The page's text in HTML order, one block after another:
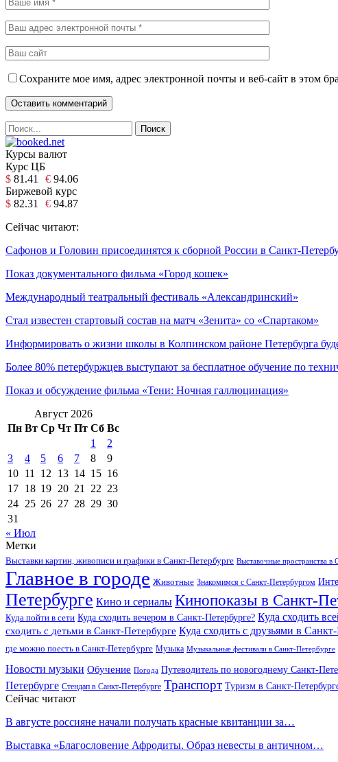
Сохраните мое имя, адрес электронной почты и веб-сайт в этом
Курсы валют
Курс ЦБ
$ 81.41 € 94.06
Биржевой курс
$ 82.31 € 94.87
Сейчас читают:
Сафонов и Головин присоединятся к сборной России в Санкт-
Показ документального фильма «Город кошек»
Международный театральный фестиваль «Александринский»
Стал известен стартовый состав на матч «Зенита» со «Спартаком»
Информировать о жизни школы в Колпинском районе Петербурга
Более 80% петербуржцев выступают за бесплатное обучение по
Показ и обсуждение фильма «Тени: Ночная галлюцинация»
Август 2026
Пн Вт Ср Чт Пт Сб Вс
1
2
3
4 5 6 7 8
9
10 11 12 13 14 15 16
17 18 19 20 21 22 23
24 25 26 27 28 29 30
31
« Июл
Метки
Выставки картин, живописи и графики в Санкт-Петербурге Выставочные пространства в
Главное в городе Животные Знакомимся с Санкт-Петербургом
Петербурге Кино и сериалы Кинопоказы в Санкт-
Куда пойти в сети Куда сходить вечером в Санкт-Петербурге? Куда сходить
сходить с детьми в Санкт-Петербурге Куда сходить с друзьями в
где можно поесть в Санкт-Петербурге Музыка Музыкальные фестивали в Санкт-Петербурге
Новости музыки Обучение Погода Путеводитель по новогоднему Санкт-
Петербурге Стендап в Санкт-Петербурге Транспорт Туризм в Санкт-
Сейчас читают
В августе россияне начали получать красные квитанции за…
Выставка «Благословение Афродиты. Образ невесты в античном…